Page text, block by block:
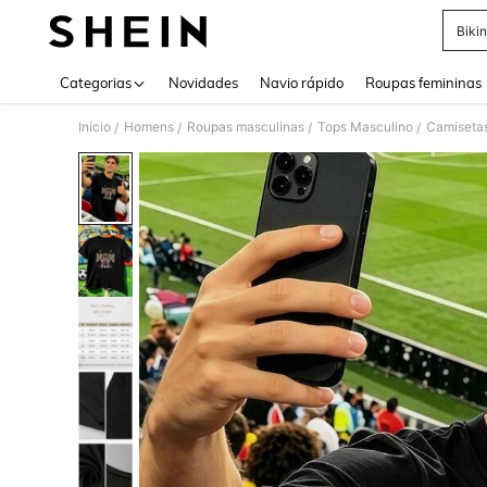
Categorias Novidades Navio rápido Roupas femininas
Início / Homens / Roupas masculinas / Tops Masculino /